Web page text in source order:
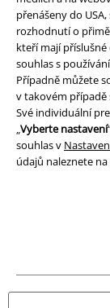
přenášeny do
rozhodnutí o
kteří mají příslušné
souhlas s
Případně můžete
v takovém
Své individuální
„Vyberte nastavení
souhlas v
údajů naleznete
Likvidace odpadu
Prohlášení o shodě
Informace o
Nastavení